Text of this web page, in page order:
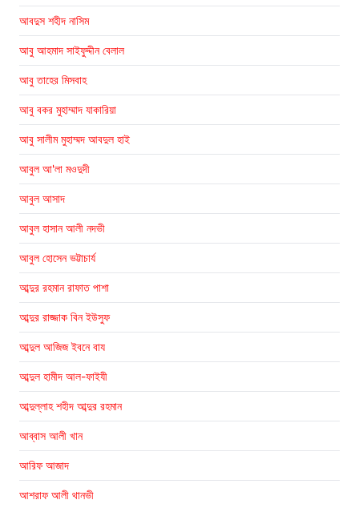
আবদুস শহীদ নাসিম
আবু আহমাদ সাইফুদ্দীন বেলাল
আবু তাহের মিসবাহ
আবু বকর মুহাম্মাদ যাকারিয়া
আবু সালীম মুহাম্মদ আবদুল হাই
আবুল আ'লা মওদুদী
আবুল আসাদ
আবুল হাসান আলী নদভী
আবুল হোসেন ভট্টাচার্য
আব্দুর রহমান রাফাত পাশা
আব্দুর রাজ্জাক বিন ইউসুফ
আব্দুল আজিজ ইবনে বায
আব্দুল হামীদ আল-ফাইযী
আব্দুল্লাহ শহীদ আব্দুর রহমান
আব্বাস আলী খান
আরিফ আজাদ
আশরাফ আলী থানভী